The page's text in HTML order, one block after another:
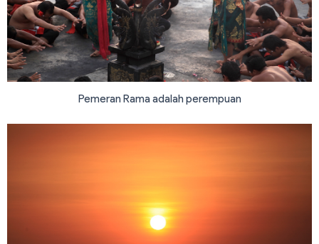
Pemeran Rama adalah perempuan